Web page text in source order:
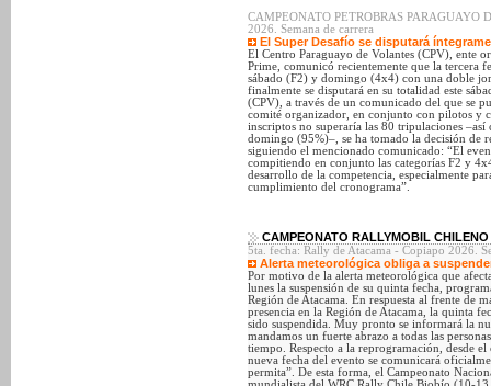
CAMPEONATO PETROBRAS PARAGUAYO
2026. Semana de carrera
El Super Desafío se disputará
El Centro Paraguayo de Volantes (CPV), ente
Prime, comunicó recientemente que la tercera
sábado (F2) y domingo (4x4) con una doble
finalmente se disputará en su totalidad este
(CPV), a través de un comunicado del que se
comité organizador, en conjunto con pilotos y
inscriptos no superaría las 80 tripulaciones
domingo (95%)–, se ha tomado la decisión de
siguiendo el mencionado comunicado: “El
compitiendo en conjunto las categorías F2 y
desarrollo de la competencia, especialmente
cumplimiento del cronograma”.
CAMPEONATO RALLYMOBIL
5ta. fecha: Rally de Atacama - Copiapo 2026.
Alerta meteorológica obliga a
Por motivo de la alerta meteorológica que
lunes la suspensión de su quinta fecha,
Región de Atacama. En respuesta al frente de
presencia en la Región de Atacama, la quinta
sido suspendida. Muy pronto se informará la
mandamos un fuerte abrazo a todas las
tiempo. Respecto a la reprogramación, desde
nueva fecha del evento se comunicará
permita”. De esta forma, el Campeonato